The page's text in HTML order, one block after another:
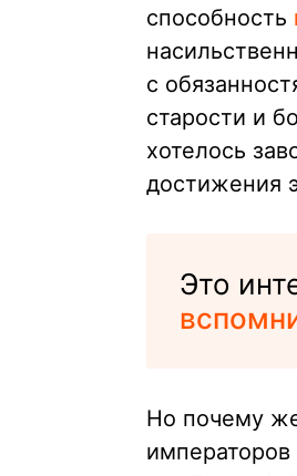
способность
с
старости и
хотелось
достижения
Это
Но почему